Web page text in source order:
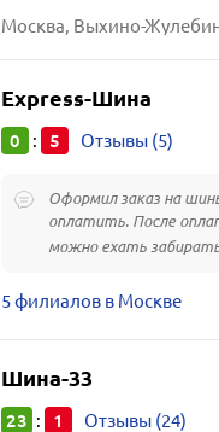
Express-Шина
0 : 5 Отзывы (5)
Оформил заказ на
оплатить. После
можно ехать
5 филиалов в Москве
Шина-33
23 : 1 Отзывы (24)